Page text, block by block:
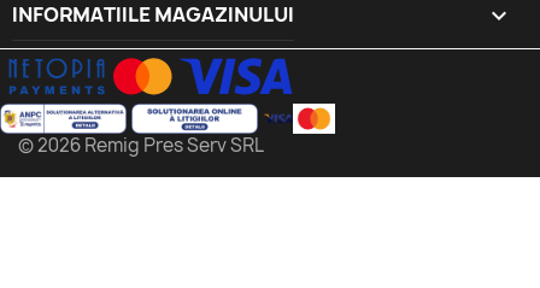
INFORMATIILE MAGAZINULUI keyboard_arrow_down
© 2026 Remig Pres Serv SRL